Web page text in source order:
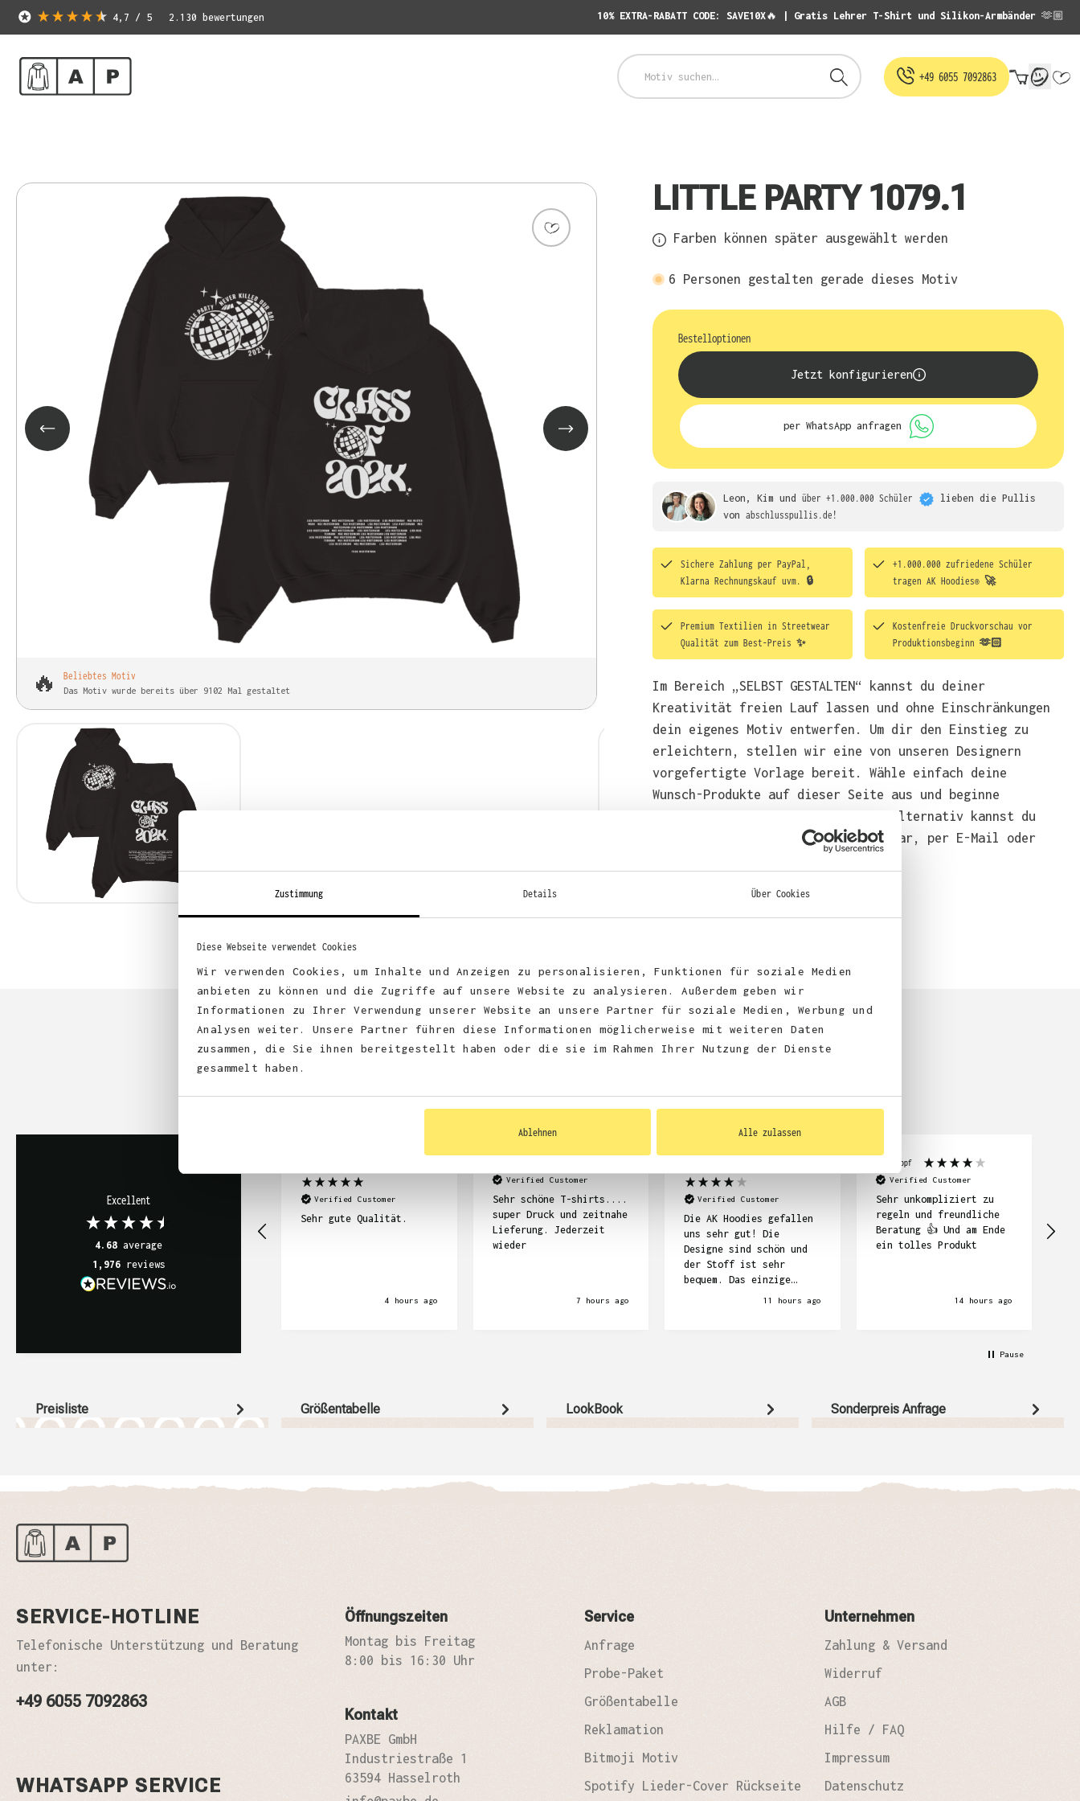
Zustimmung Details Über Cookies
Diese Webseite verwendet Cookies
Wir verwenden Cookies, um Inhalte und Anzeigen zu personalisieren, Funktionen für soziale Medien
anbieten zu können und die Zugriffe auf unsere Website zu analysieren. Außerdem geben wir
Informationen zu Ihrer Verwendung unserer Website an unsere Partner für soziale Medien, Werbung und
Analysen weiter. Unsere Partner führen diese Informationen möglicherweise mit weiteren Daten
zusammen, die Sie ihnen bereitgestellt haben oder die sie im Rahmen Ihrer Nutzung der Dienste
gesammelt haben.
Ablehnen Alle zulassen
4,7 / 5 2.130 bewertungen 10% EXTRA-RABATT CODE: SAVE10X🔥 | Gratis Lehrer T-Shirt und Silikon-Armbänder 🫶🏼
+49 6055 7092863
🔥 Beliebtes Motiv
Das Motiv wurde bereits über 9102 Mal gestaltet
LITTLE PARTY 1079.1
Farben können später ausgewählt werden
6 Personen gestalten gerade dieses Motiv
Bestelloptionen
Jetzt konfigurieren
per WhatsApp anfragen
Leon, Kim und über +1.000.000 Schüler lieben die Pullis
von abschlusspullis.de!
Sichere Zahlung per PayPal,
Klarna Rechnungskauf uvm. 🔒
+1.000.000 zufriedene Schüler
tragen AK Hoodies® 🚀
Premium Textilien in Streetwear
Qualität zum Best-Preis ✨
Kostenfreie Druckvorschau vor
Produktionsbeginn 🫶🏻
Im Bereich „SELBST GESTALTEN“ kannst du deiner
Kreativität freien Lauf lassen und ohne Einschränkungen
dein eigenes Motiv entwerfen. Um dir den Einstieg zu
erleichtern, stellen wir eine von unseren Designern
vorgefertigte Vorlage bereit. Wähle einfach deine
Wunsch-Produkte auf dieser Seite aus und beginne
anschließend mit der Gestaltung. Alternativ kannst du
auch bequem über das Bestellformular, per E-Mail oder
Excellent
4.68 average
1,976 reviews
Verified Customer
Sehr gute Qualität.
4 hours ago
Verified Customer
Sehr schöne T-shirts....
super Druck und zeitnahe
Lieferung. Jederzeit
wieder
7 hours ago
Verified Customer
Die AK Hoodies gefallen
uns sehr gut! Die
Designe sind schön und
der Stoff ist sehr
bequem. Das einzige
Hoodies gewartet. Und
jetzt haben wir sie aber
11 hours ago
Lara Hopf
Verified Customer
Sehr unkompliziert zu
regeln und freundliche
Beratung 👍 Und am Ende
ein tolles Produkt
14 hours ago
Pause
Preisliste Größentabelle LookBook Sonderpreis Anfrage
SERVICE-HOTLINE
Telefonische Unterstützung und Beratung
unter:
+49 6055 7092863
WHATSAPP SERVICE
Öffnungszeiten
Montag bis Freitag
8:00 bis 16:30 Uhr
Kontakt
PAXBE GmbH
Industriestraße 1
63594 Hasselroth
Service
Anfrage
Probe-Paket
Größentabelle
Reklamation
Bitmoji Motiv
Spotify Lieder-Cover Rückseite
Unternehmen
Zahlung & Versand
Widerruf
AGB
Hilfe / FAQ
Impressum
Datenschutz